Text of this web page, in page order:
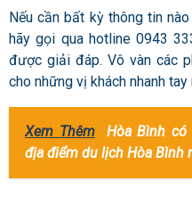
Nếu cần bất kỳ thông tin
hãy gọi qua hotline 0943
được giải đáp. Vô vàn các
cho những vị khách nhanh tay
Xem Thêm
Hòa Bình
địa điểm du lịch Hòa Bình